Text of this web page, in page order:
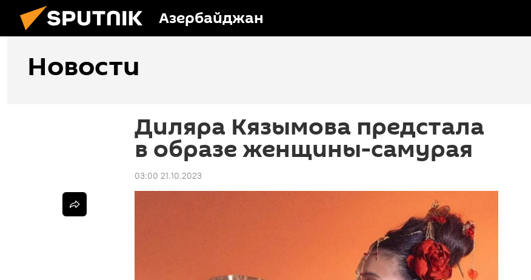
Азербайджан
Новости
Диляра Кязымова предстала
в образе женщины-самурая
03:00 21.10.2023